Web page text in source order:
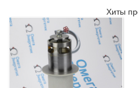
Хиты